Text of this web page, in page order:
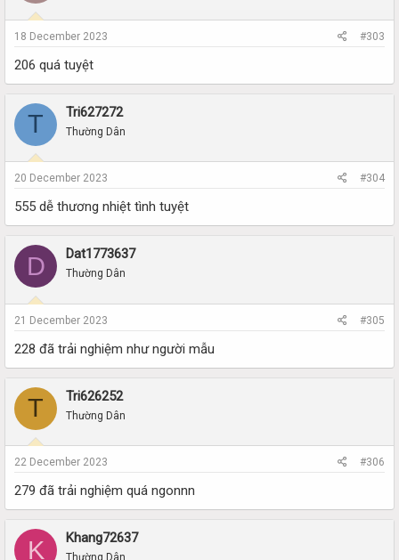
18 December 2023 #303
206 quá tuyệt
T Tri627272
Thường Dân
20 December 2023 #304
555 dễ thương nhiệt tình tuyệt
D Dat1773637
Thường Dân
21 December 2023 #305
228 đã trải nghiệm như người mẫu
T Tri626252
Thường Dân
22 December 2023 #306
279 đã trải nghiệm quá ngonnn
K Khang72637
Thường Dân